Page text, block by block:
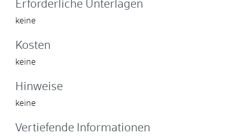
Erforderliche Unterlagen
keine
Kosten
keine
Hinweise
keine
Vertiefende Informationen